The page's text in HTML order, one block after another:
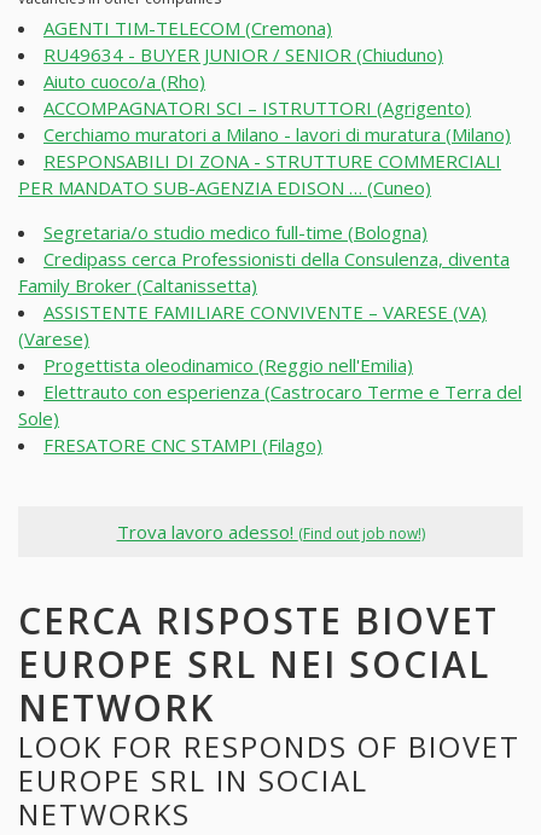
AGENTI TIM-TELECOM (Cremona)
RU49634 - BUYER JUNIOR / SENIOR (Chiuduno)
Aiuto cuoco/a (Rho)
ACCOMPAGNATORI SCI – ISTRUTTORI (Agrigento)
Cerchiamo muratori a Milano - lavori di muratura (Milano)
RESPONSABILI DI ZONA - STRUTTURE COMMERCIALI
PER MANDATO SUB-AGENZIA EDISON … (Cuneo)
Segretaria/o studio medico full-time (Bologna)
Credipass cerca Professionisti della Consulenza, diventa
Family Broker (Caltanissetta)
ASSISTENTE FAMILIARE CONVIVENTE – VARESE (VA)
(Varese)
Progettista oleodinamico (Reggio nell'Emilia)
Elettrauto con esperienza (Castrocaro Terme e Terra del
Sole)
FRESATORE CNC STAMPI (Filago)
Trova lavoro adesso! (Find out job now!)
CERCA RISPOSTE BIOVET
EUROPE SRL NEI SOCIAL
NETWORK
LOOK FOR RESPONDS OF BIOVET
EUROPE SRL IN SOCIAL
NETWORKS